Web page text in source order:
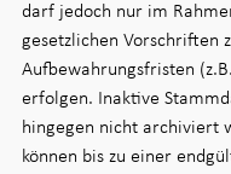
darf jedoch nur im
gesetzlichen Vorschriften
Aufbewahrungsfristen
erfolgen. Inaktive
hingegen nicht archiviert
können bis zu einer